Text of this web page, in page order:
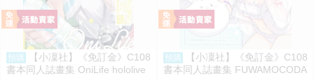
預購
【小凜社】《免訂金》C108
書本同人誌畫集 OniLife hololive
預購
【小凜社】《免訂金》C108
書本同人誌畫集 FUWAMOCODA